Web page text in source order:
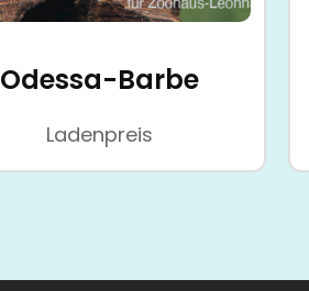
Odessa-Barbe
Ladenpreis